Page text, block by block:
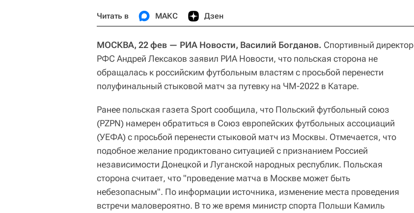
Читать в МАКС Дзен
МОСКВА, 22 фев — РИА Новости, Василий Богданов. Спортивный директор
РФС Андрей Лексаков заявил РИА Новости, что польская сторона не
обращалась к российским футбольным властям с просьбой перенести
полуфинальный стыковой матч за путевку на ЧМ-2022 в Катаре.
Ранее польская газета Sport сообщила, что Польский футбольный союз
(PZPN) намерен обратиться в Союз европейских футбольных ассоциаций
(УЕФА) c просьбой перенести стыковой матч из Москвы. Отмечается, что
подобное желание продиктовано ситуацией с признанием Россией
независимости Донецкой и Луганской народных республик. Польская
сторона считает, что "проведение матча в Москве может быть
небезопасным". По информации источника, изменение места проведения
встречи маловероятно. В то же время министр спорта Польши Камиль